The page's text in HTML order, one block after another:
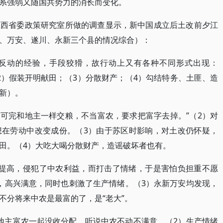
省委政策研究室所做的调查显示，新中国成立后土改前夕江
安、遂川、永新三个县的情况综合）：
动的经验，手段狡猾，故行动上又有各种不同形式出现：
假装开明献田；（3）分散财产；（4）勾结特务、土匪、造
。
完和地主一样交粮，不当富农，要求把富字去掉。”（2）对
劳动中改变成份。（3）由于苏区时影响，对土改仍怀疑，
（4）大吃大喝分散财产，造谣破坏者也有。
高，侵犯了中农利益，而打击了情绪，于是害怕负担重不愿
兴满意，同时也刺激了生产情绪。（3）永新万安均发现，
将来中农是最富的了，是“老大”。